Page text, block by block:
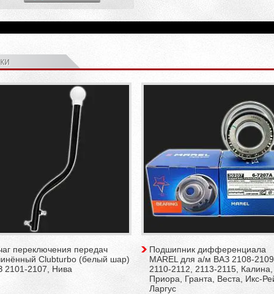
переключения передач
Clubturbo (белый шар)
2101-2107, Нива
Подшипник дифференциала
MAREL для а/м ВАЗ 2108-
2110-2112, 2113-2115, Калина,
Приора, Гранта, Веста, Икс-
Ларгус